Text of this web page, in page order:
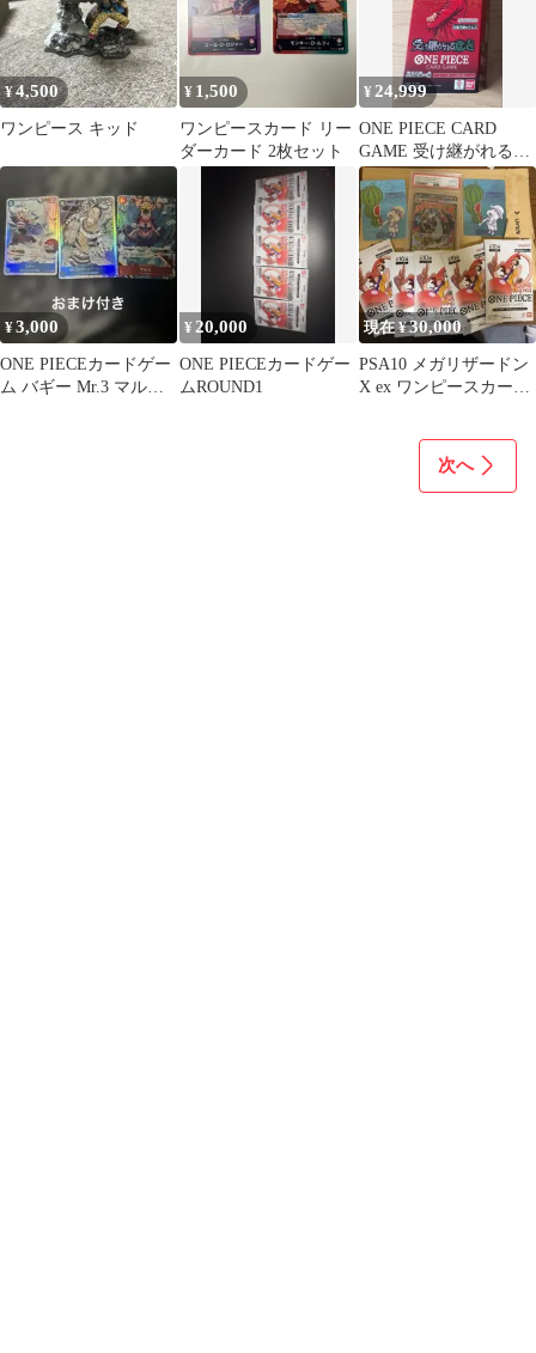
¥4,500
ワンピース キッド
¥ 1,500
ワンピースカード リー
ダーカード 2枚セット
¥ 24,999
ONE PIECE CARD
GAME 受け継がれる意
志 OP-13 1box
¥3,000
ONE PIECEカードゲー
ム バギー Mr.3 マルコ
¥20,000
ONE PIECEカードゲー
ムROUND1
現在 ¥30,000
PSA10 メガリザードン
X ex ワンピースカード
次へ